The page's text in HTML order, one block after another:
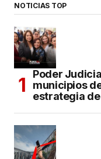
NOTICIAS TOP
Poder
municipios
estrategia